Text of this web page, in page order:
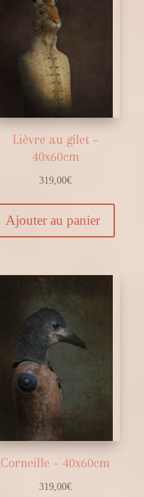
Lièvre au gilet –
40x60cm
319,00€
Ajouter au panier
Corneille – 40x60cm
319,00€